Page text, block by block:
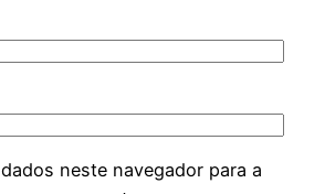
neste navegador para a